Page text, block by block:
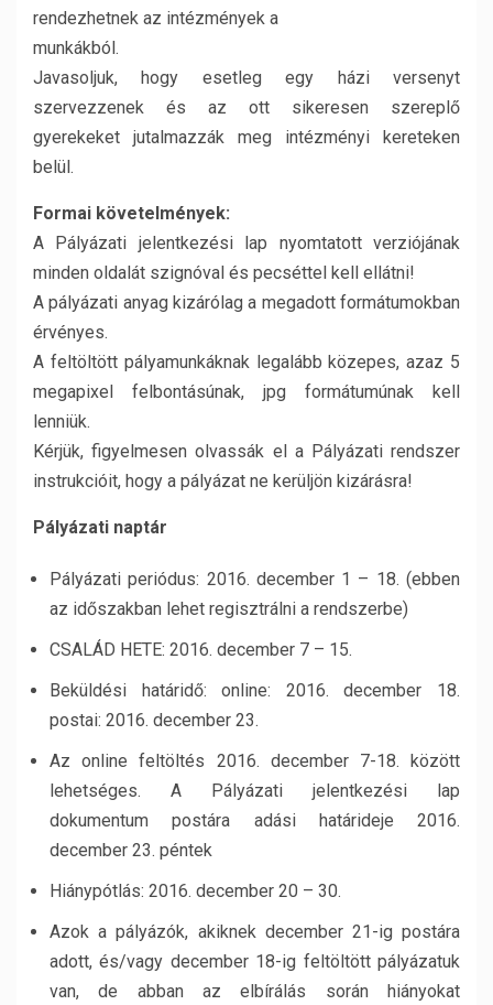
rendezhetnek az intézmények a
munkákból.
Javasoljuk, hogy esetleg egy házi versenyt
szervezzenek és az ott sikeresen szereplő
gyerekeket jutalmazzák meg intézményi kereteken
belül.
Formai követelmények:
A Pályázati jelentkezési lap nyomtatott verziójának
minden oldalát szignóval és pecséttel kell ellátni!
A pályázati anyag kizárólag a megadott formátumokban
érvényes.
A feltöltött pályamunkáknak legalább közepes, azaz 5
megapixel felbontásúnak, jpg formátumúnak kell
lenniük.
Kérjük, figyelmesen olvassák el a Pályázati rendszer
instrukcióit, hogy a pályázat ne kerüljön kizárásra!
Pályázati naptár
Pályázati periódus: 2016. december 1 – 18. (ebben
az időszakban lehet regisztrálni a rendszerbe)
CSALÁD HETE: 2016. december 7 – 15.
Beküldési határidő: online: 2016. december 18.
postai: 2016. december 23.
Az online feltöltés 2016. december 7-18. között
lehetséges. A Pályázati jelentkezési lap
dokumentum postára adási határideje 2016.
december 23. péntek
Hiánypótlás: 2016. december 20 – 30.
Azok a pályázók, akiknek december 21-ig postára
adott, és/vagy december 18-ig feltöltött pályázatuk
van, de abban az elbírálás során hiányokat